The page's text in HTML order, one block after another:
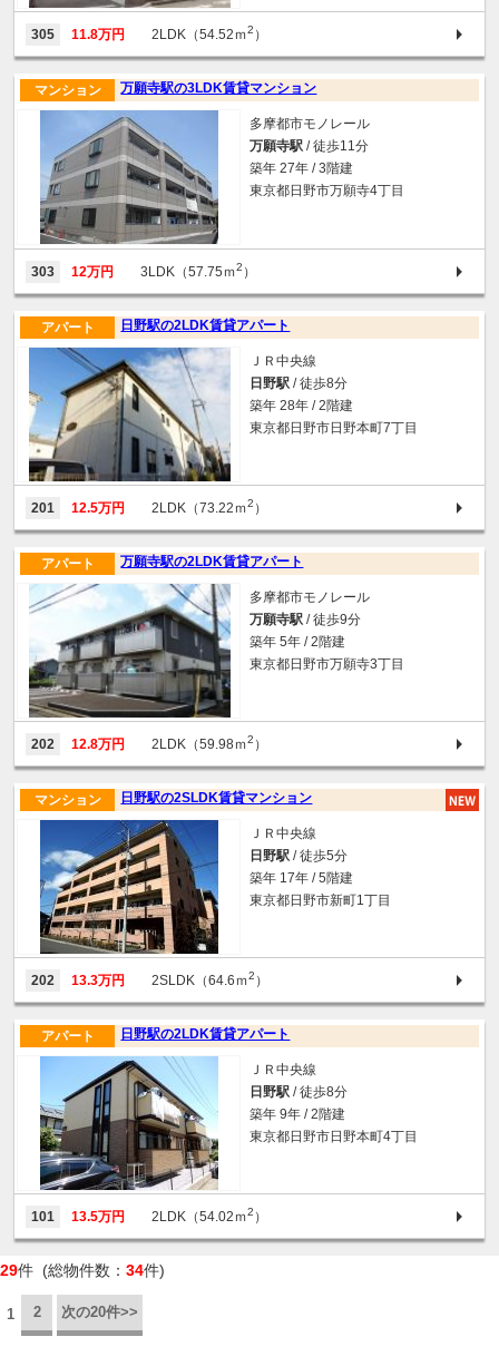
305 11.8万円 2LDK（54.52ｍ2 ）
万願寺駅の3LDK賃貸マンション
マンション
多摩都市モノレール
万願寺駅 / 徒歩11分
築年 27年 / 3階建
東京都日野市万願寺4丁目
303 12万円 3LDK（57.75ｍ2 ）
日野駅の2LDK賃貸アパート
アパート
ＪＲ中央線
日野駅 / 徒歩8分
築年 28年 / 2階建
東京都日野市日野本町7丁目
201 12.5万円 2LDK（73.22ｍ2 ）
万願寺駅の2LDK賃貸アパート
アパート
多摩都市モノレール
万願寺駅 / 徒歩9分
築年 5年 / 2階建
東京都日野市万願寺3丁目
202 12.8万円 2LDK（59.98ｍ2 ）
日野駅の2SLDK賃貸マンション
マンション
ＪＲ中央線
日野駅 / 徒歩5分
築年 17年 / 5階建
東京都日野市新町1丁目
202 13.3万円 2SLDK（64.6ｍ2 ）
日野駅の2LDK賃貸アパート
アパート
ＪＲ中央線
日野駅 / 徒歩8分
築年 9年 / 2階建
東京都日野市日野本町4丁目
101 13.5万円 2LDK（54.02ｍ2 ）
29件 (総物件数： 34件)
1 2 次の20件>>